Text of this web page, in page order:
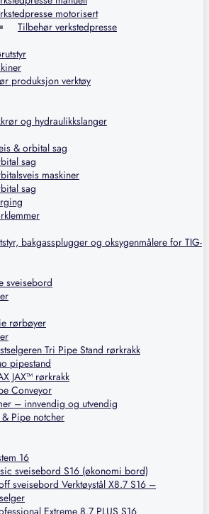
motorisert
Tilbehør verkstedpresse
produksjon verktøy
og hydraulikkslanger
& orbital sag
sag
maskiner
sag
bakgassplugger og oksygenmålere for TIG-
sveisebord
rørbøyer
Tri Pipe Stand rørkrakk
pipestand
JAX™ rørkrakk
Conveyor
– innvendig og utvendig
Pipe notcher
16
sveisebord S16 (økonomi bord)
sveisebord Verktøystål X8.7 S16 –
Extreme 8.7 PLUS S16